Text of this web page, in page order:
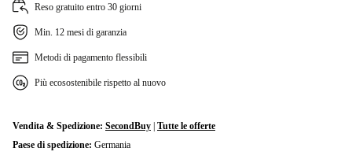
Reso gratuito entro 30 giorni
Min. 12 mesi di garanzia
Metodi di pagamento flessibili
Più ecosostenibile rispetto al nuovo
Vendita & Spedizione: SecondBuy Tutte le offerte
Paese di spedizione: Germania